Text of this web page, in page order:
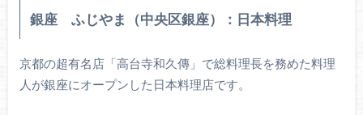
銀座 ふじやま（中央区銀座）：日本料理
京都の超有名店「高台寺和久傳」で総料理長を務めた料理
人が銀座にオープンした日本料理店です。